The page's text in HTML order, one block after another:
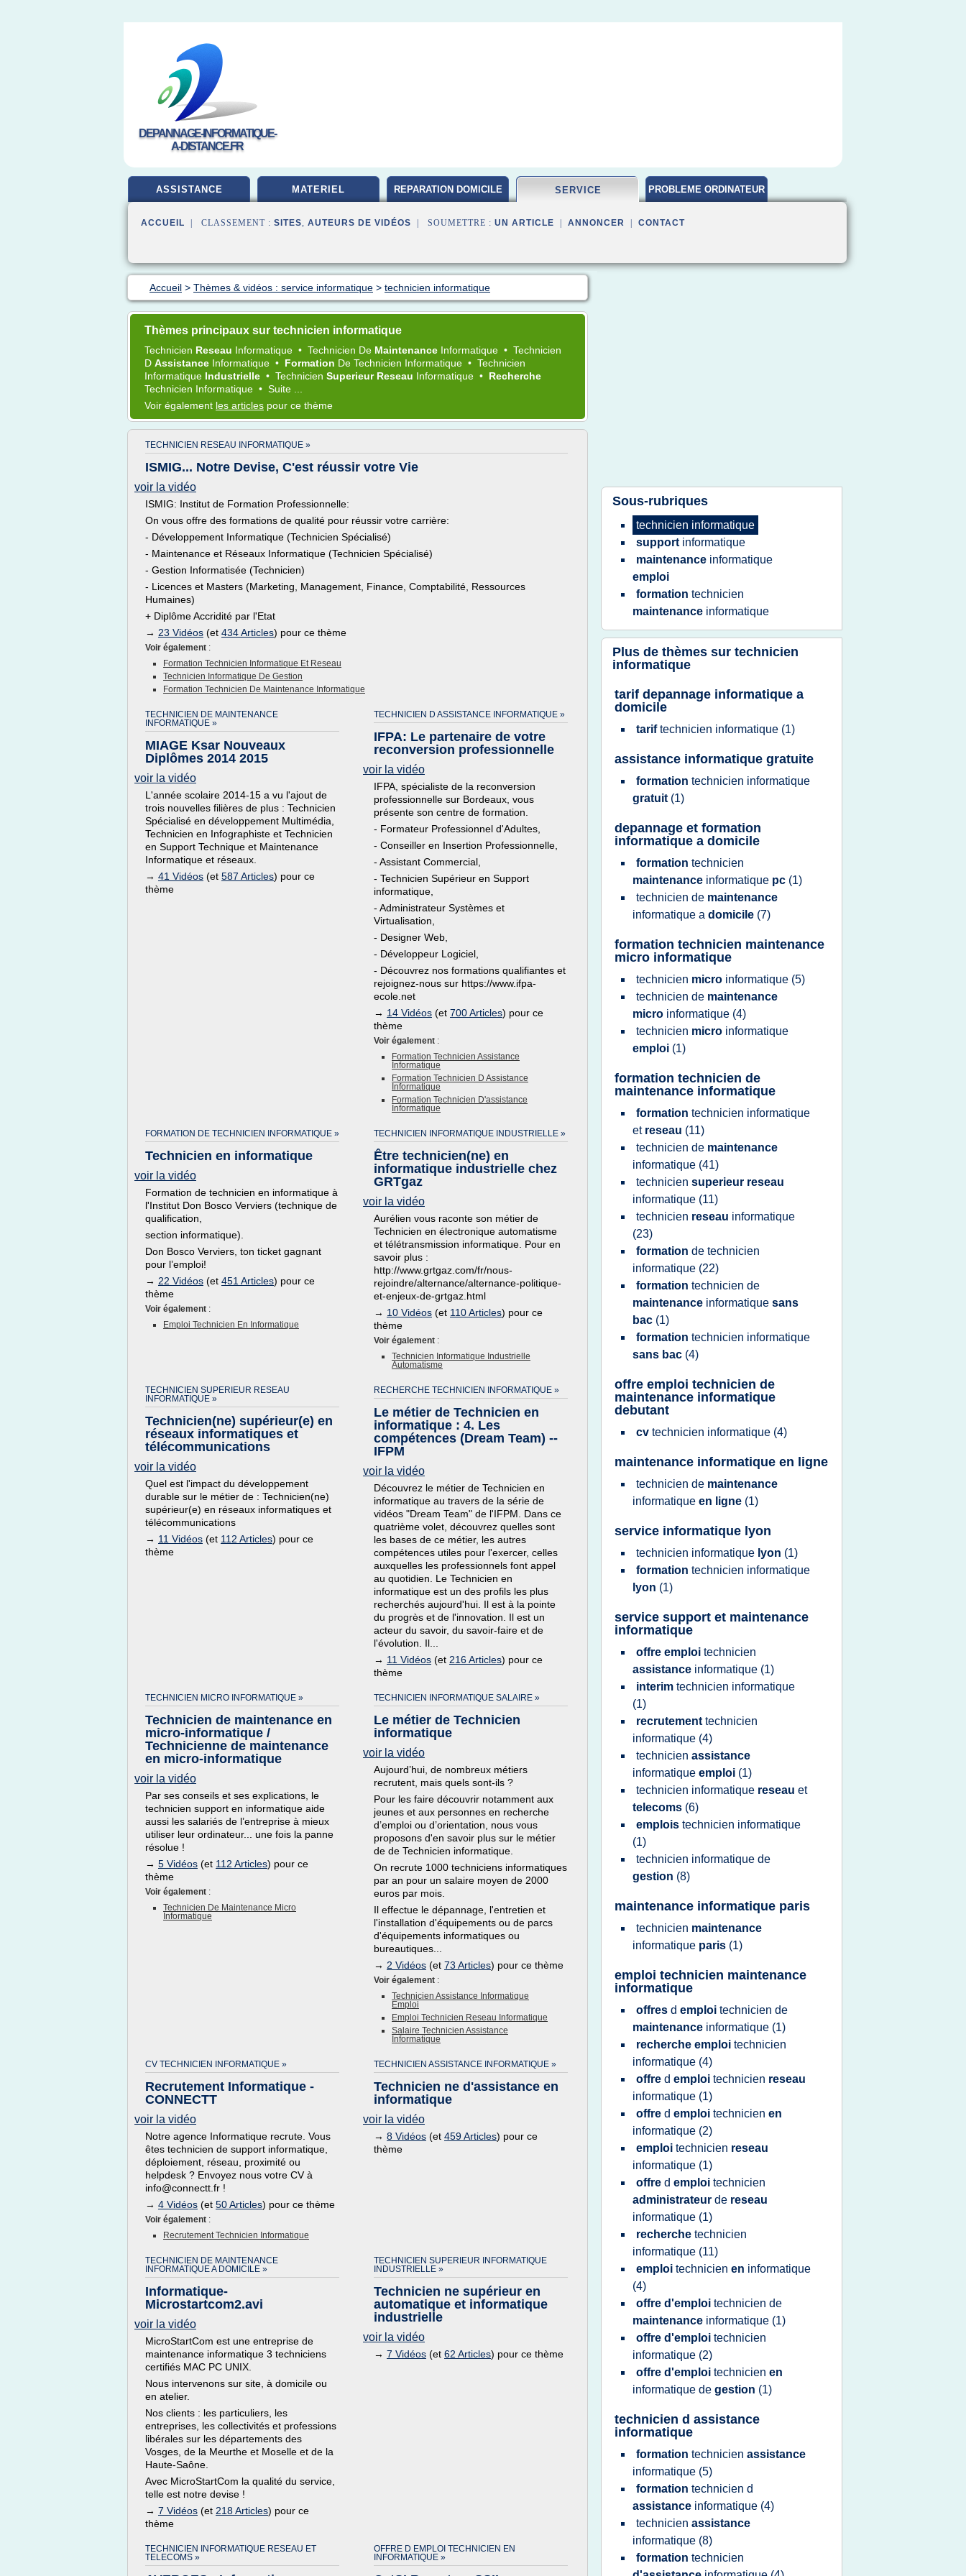
DEPANNAGE-INFORMATIQUE-
A-DISTANCE.FR
ASSISTANCE MATERIEL REPARATION DOMICILE SERVICE PROBLEME ORDINATEUR
ACCUEIL | CLASSEMENT : SITES, AUTEURS DE VIDÉOS | SOUMETTRE : UN ARTICLE ANNONCER CONTACT
Accueil > Thèmes & vidéos : service informatique > technicien informatique
Thèmes principaux sur technicien informatique
Technicien Reseau Informatique • Technicien De Maintenance Informatique • Technicien
D Assistance Informatique • Formation De Technicien Informatique • Technicien
Informatique Industrielle • Technicien Superieur Reseau Informatique • Recherche
Technicien Informatique • Suite ...
Voir également les articles pour ce thème
TECHNICIEN RESEAU INFORMATIQUE »
ISMIG... Notre Devise, C'est réussir votre Vie
voir la vidéo
ISMIG: Institut de Formation Professionnelle:
On vous offre des formations de qualité pour réussir votre carrière:
- Développement Informatique (Technicien Spécialisé)
- Maintenance et Réseaux Informatique (Technicien Spécialisé)
- Gestion Informatisée (Technicien)
- Licences et Masters (Marketing, Management, Finance, Comptabilité, Ressources
Humaines)
+ Diplôme Accridité par l'Etat
→ 23 Vidéos (et 434 Articles) pour ce thème
Voir également :
Formation Technicien Informatique Et Reseau
Technicien Informatique De Gestion
Formation Technicien De Maintenance Informatique
TECHNICIEN DE MAINTENANCE
INFORMATIQUE »
MIAGE Ksar Nouveaux
Diplômes 2014 2015
voir la vidéo
L'année scolaire 2014-15 a vu l'ajout de
trois nouvelles filières de plus : Technicien
Spécialisé en développement Multimédia,
Technicien en Infographiste et Technicien
en Support Technique et Maintenance
Informatique et réseaux.
→ 41 Vidéos (et 587 Articles) pour ce
thème
TECHNICIEN D ASSISTANCE INFORMATIQUE »
IFPA: Le partenaire de votre
reconversion professionnelle
voir la vidéo
IFPA, spécialiste de la reconversion
professionnelle sur Bordeaux, vous
présente son centre de formation.
- Formateur Professionnel d'Adultes,
- Conseiller en Insertion Professionnelle,
- Assistant Commercial,
- Technicien Supérieur en Support
informatique,
- Administrateur Systèmes et
Virtualisation,
- Designer Web,
- Développeur Logiciel,
- Découvrez nos formations qualifiantes et
rejoignez-nous sur https://www.ifpa-
ecole.net
→ 14 Vidéos (et 700 Articles) pour ce
thème
Voir également :
Formation Technicien Assistance
Informatique
Formation Technicien D Assistance
Informatique
Formation Technicien D'assistance
Informatique
FORMATION DE TECHNICIEN INFORMATIQUE »
Technicien en informatique
voir la vidéo
Formation de technicien en informatique à
l'Institut Don Bosco Verviers (technique de
qualification,
section informatique).
Don Bosco Verviers, ton ticket gagnant
pour l’emploi!
→ 22 Vidéos (et 451 Articles) pour ce
thème
Voir également :
Emploi Technicien En Informatique
TECHNICIEN INFORMATIQUE INDUSTRIELLE »
Être technicien(ne) en
informatique industrielle chez
GRTgaz
voir la vidéo
Aurélien vous raconte son métier de
Technicien en électronique automatisme
et télétransmission informatique. Pour en
savoir plus :
http://www.grtgaz.com/fr/nous-
rejoindre/alternance/alternance-politique-
et-enjeux-de-grtgaz.html
→ 10 Vidéos (et 110 Articles) pour ce
thème
Voir également :
Technicien Informatique Industrielle
Automatisme
TECHNICIEN SUPERIEUR RESEAU
INFORMATIQUE »
Technicien(ne) supérieur(e) en
réseaux informatiques et
télécommunications
voir la vidéo
Quel est l'impact du développement
durable sur le métier de : Technicien(ne)
supérieur(e) en réseaux informatiques et
télécommunications
→ 11 Vidéos (et 112 Articles) pour ce
thème
RECHERCHE TECHNICIEN INFORMATIQUE »
Le métier de Technicien en
informatique : 4. Les
compétences (Dream Team) --
IFPM
voir la vidéo
Découvrez le métier de Technicien en
informatique au travers de la série de
vidéos "Dream Team" de l'IFPM. Dans ce
quatrième volet, découvrez quelles sont
les bases de ce métier, les autres
compétences utiles pour l'exercer, celles
auxquelles les professionnels font appel
au quotidien. Le Technicien en
informatique est un des profils les plus
recherchés aujourd'hui. Il est à la pointe
du progrès et de l'innovation. Il est un
acteur du savoir, du savoir-faire et de
l'évolution. Il...
→ 11 Vidéos (et 216 Articles) pour ce
thème
TECHNICIEN MICRO INFORMATIQUE »
Technicien de maintenance en
micro-informatique /
Technicienne de maintenance
en micro-informatique
voir la vidéo
Par ses conseils et ses explications, le
technicien support en informatique aide
aussi les salariés de l’entreprise à mieux
utiliser leur ordinateur... une fois la panne
résolue !
→ 5 Vidéos (et 112 Articles) pour ce
thème
Voir également :
Technicien De Maintenance Micro
Informatique
TECHNICIEN INFORMATIQUE SALAIRE »
Le métier de Technicien
informatique
voir la vidéo
Aujourd’hui, de nombreux métiers
recrutent, mais quels sont-ils ?
Pour les faire découvrir notamment aux
jeunes et aux personnes en recherche
d’emploi ou d’orientation, nous vous
proposons d'en savoir plus sur le métier
de de Technicien informatique.
On recrute 1000 techniciens informatiques
par an pour un salaire moyen de 2000
euros par mois.
Il effectue le dépannage, l'entretien et
l'installation d'équipements ou de parcs
d'équipements informatiques ou
bureautiques...
→ 2 Vidéos (et 73 Articles) pour ce thème
Voir également :
Technicien Assistance Informatique
Emploi
Emploi Technicien Reseau Informatique
Salaire Technicien Assistance
Informatique
CV TECHNICIEN INFORMATIQUE »
Recrutement Informatique -
CONNECTT
voir la vidéo
Notre agence Informatique recrute. Vous
êtes technicien de support informatique,
déploiement, réseau, proximité ou
helpdesk ? Envoyez nous votre CV à
info@connectt.fr !
→ 4 Vidéos (et 50 Articles) pour ce thème
Voir également :
Recrutement Technicien Informatique
TECHNICIEN ASSISTANCE INFORMATIQUE »
Technicien ne d'assistance en
informatique
voir la vidéo
→ 8 Vidéos (et 459 Articles) pour ce
thème
TECHNICIEN DE MAINTENANCE
INFORMATIQUE A DOMICILE »
Informatique-
Microstartcom2.avi
voir la vidéo
MicroStartCom est une entreprise de
maintenance informatique 3 techniciens
certifiés MAC PC UNIX.
Nous intervenons sur site, à domicile ou
en atelier.
Nos clients : les particuliers, les
entreprises, les collectivités et professions
libérales sur les départements des
Vosges, de la Meurthe et Moselle et de la
Haute-Saône.
Avec MicroStartCom la qualité du service,
telle est notre devise !
→ 7 Vidéos (et 218 Articles) pour ce
thème
TECHNICIEN SUPERIEUR INFORMATIQUE
INDUSTRIELLE »
Technicien ne supérieur en
automatique et informatique
industrielle
voir la vidéo
→ 7 Vidéos (et 62 Articles) pour ce thème
TECHNICIEN INFORMATIQUE RESEAU ET
TELECOMS »
OFFRE D EMPLOI TECHNICIEN EN
INFORMATIQUE »
Sous-rubriques
technicien informatique
support informatique
maintenance informatique
emploi
formation technicien
maintenance informatique
Plus de thèmes sur technicien
informatique
tarif depannage informatique a
domicile
tariftechnicien informatique (1)
assistance informatique gratuite
formation technicien informatique
gratuit (1)
depannage et formation
informatique a domicile
formation technicien
maintenance informatique pc (1)
technicien de maintenance
informatique a domicile (7)
formation technicien maintenance
micro informatique
technicien micro informatique (5)
technicien de maintenance
micro informatique (4)
technicien micro informatique
emploi (1)
formation technicien de
maintenance informatique
formation technicien informatique
et reseau (11)
technicien de maintenance
informatique (41)
technicien superieur reseau
informatique (11)
technicien reseau informatique
(23)
formation de technicien
informatique (22)
formation technicien de
maintenance informatique sans
bac (1)
formation technicien informatique
sans bac (4)
offre emploi technicien de
maintenance informatique
debutant
cv technicien informatique (4)
maintenance informatique en ligne
technicien de maintenance
informatique en ligne (1)
service informatique lyon
technicien informatique lyon (1)
formation technicien informatique
lyon (1)
service support et maintenance
informatique
offre emploi technicien
assistance informatique (1)
interim technicien informatique
(1)
recrutement technicien
informatique (4)
technicien assistance
informatique emploi (1)
technicien informatique reseau et
telecoms (6)
emplois technicien informatique
(1)
technicien informatique de
gestion (8)
maintenance informatique paris
technicien maintenance
informatique paris (1)
emploi technicien maintenance
informatique
offres d emploi technicien de
maintenance informatique (1)
recherche emploi technicien
informatique (4)
offre d emploi technicien reseau
informatique (1)
offre d emploi technicien en
informatique (2)
emploi technicien reseau
informatique (1)
offre d emploi technicien
administrateur de reseau
informatique (1)
recherche technicien
informatique (11)
emploi technicien en informatique
(4)
offre d'emploi technicien de
maintenance informatique (1)
offre d'emploi technicien
informatique (2)
offre d'emploi technicien en
informatique de gestion (1)
technicien d assistance
informatique
formation technicien assistance
informatique (5)
formation technicien d
assistance informatique (4)
technicien assistance
informatique (8)
formation technicien